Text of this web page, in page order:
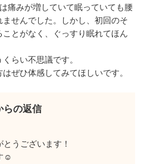
痛みが増していて眠っていても腰
せんでした。しかし、初回のそ
とがなく、ぐっすり眠れてほん
らい不思議です。
ぜひ体感してみてほしいです。
らの返信
うございます！
☺